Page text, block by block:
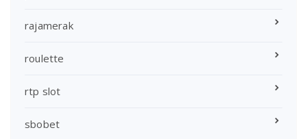
rajamerak
roulette
rtp slot
sbobet